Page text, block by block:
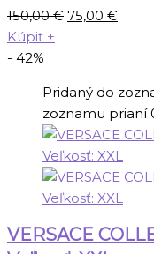
150,00€ Pôvodná
75,00 €
Kúpiť +
- 42%
Pridaný do
zoznamu prianí
VERSACE